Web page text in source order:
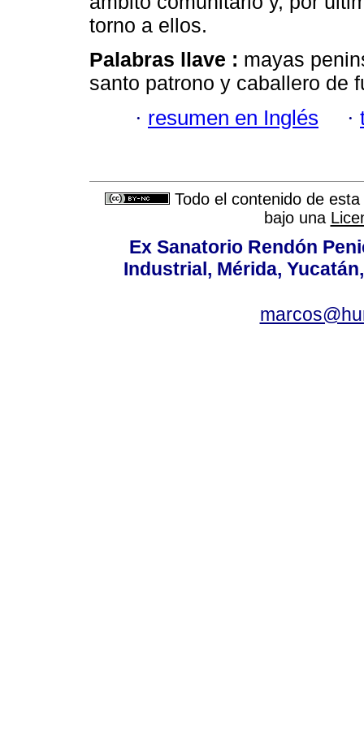
torno a ellos.
Palabras llave : mayas
santo patrono y caballero de
· resumen en Inglés ·
Todo el contenido de
bajo una
Ex Sanatorio Rendón
Industrial, Mérida,